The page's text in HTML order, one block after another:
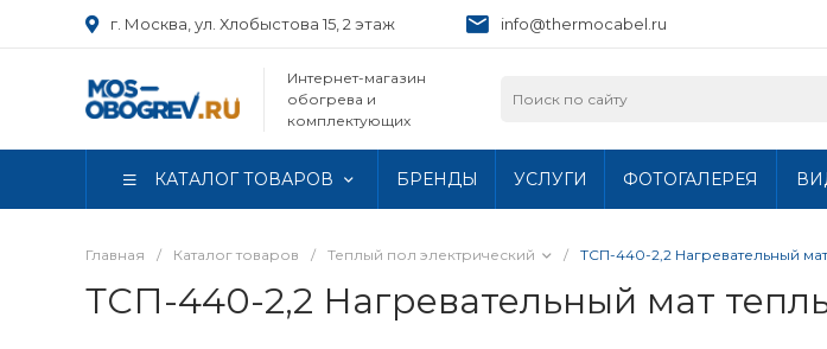
г. Москва, ул. Хлобыстова 15, 2 этаж info@thermocabel.ru
Интернет-магазин
обогрева и
комплектующих
КАТАЛОГ ТОВАРОВ БРЕНДЫ УСЛУГИ ФОТОГАЛЕРЕЯ
Главная / Каталог товаров / Теплый пол электрический / ТСП-440-2,2 Нагревательный
ТСП-440-2,2 Нагревательный мат